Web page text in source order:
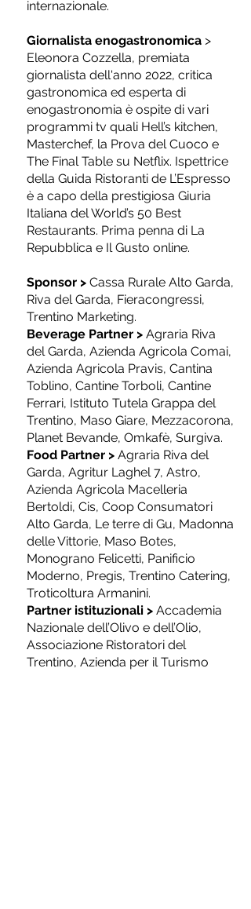
internazionale.
Giornalista enogastronomica >
Eleonora Cozzella, premiata
giornalista dell'anno 2022, critica
gastronomica ed esperta di
enogastronomia è ospite di vari
programmi tv quali Hell’s kitchen,
Masterchef, la Prova del Cuoco e
The Final Table su Netflix. Ispettrice
della Guida Ristoranti de L’Espresso
è a capo della prestigiosa Giuria
Italiana del World’s 50 Best
Restaurants. Prima penna di La
Repubblica e Il Gusto online. ​
Sponsor > Cassa Rurale Alto Garda,
Riva del Garda, Fieracongressi,
Trentino Marketing.
Beverage Partner > Agraria Riva
del Garda, Azienda Agricola Comai,
Azienda Agricola Pravis, Cantina
Toblino, Cantine Torboli, Cantine
Ferrari, Istituto Tutela Grappa del
Trentino, Maso Giare, Mezzacorona,
Planet Bevande, Omkafè, Surgiva.
Food Partner > Agraria Riva del
Garda, Agritur Laghel 7, Astro,
Azienda Agricola Macelleria
Bertoldi, Cis, Coop Consumatori
Alto Garda, Le terre di Gu, Madonna
delle Vittorie, Maso Botes,
Monograno Felicetti, Panificio
Moderno, Pregis, Trentino Catering,
Troticoltura Armanini.
Partner istituzionali > Accademia
Nazionale dell’Olivo e dell’Olio,
Associazione Ristoratori del
Trentino, Azienda per il Turismo